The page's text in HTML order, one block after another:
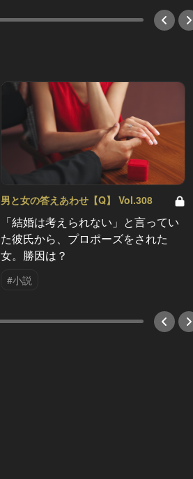
男と女の答えあわせ【Q】 Vol.308
「結婚は考えられない」と言ってい
た彼氏から、プロポーズをされた
女。勝因は？
#小説